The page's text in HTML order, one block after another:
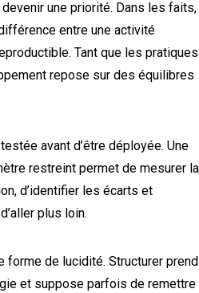
une priorité. Dans les faits,
entre une activité
Tant que les pratiques
repose sur des équilibres
avant d’être déployée. Une
restreint permet de mesurer la
d’identifier les écarts et
plus loin.
forme de lucidité. Structurer prend
et suppose parfois de remettre